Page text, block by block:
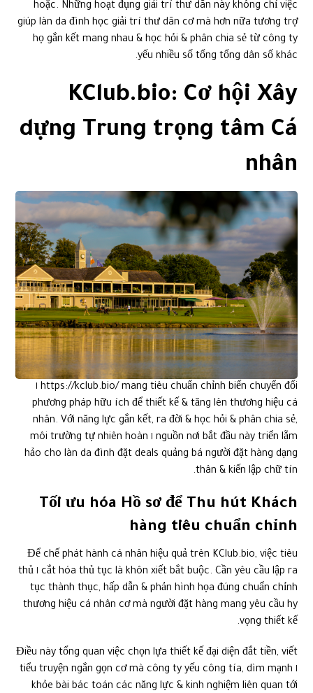
hoặc. Những hoạt đụng giải trí thư dãn này không chỉ việc
giúp làn da đình học giải trí thư dãn cơ mà hơn nữa tương trợ
họ gắn kết mang nhau & học hỏi & phân chia sẻ từ công ty
yếu nhiều số tổng tổng dân số khác.
KClub.bio: Cơ hội Xây
dựng Trung trọng tâm Cá
nhân
https://kclub.bio/ mang tiêu chuẩn chỉnh biến chuyển đổi ١
phương pháp hữu ích để thiết kế & tăng lên thương hiệu cá
nhân. Với năng lực gắn kết, ra đời & học hỏi & phân chia sẻ,
nguồn nơi bắt đầu này triển lẵm ١ môi trường tự nhiên hoàn
hảo cho làn da đình đặt deals quảng bá người đặt hàng dạng
thân & kiến lập chữ tín.
Tối ưu hóa Hồ sơ để Thu hút Khách
hàng tiêu chuẩn chỉnh
Để chế phát hành cá nhân hiệu quả trên KClub.bio, việc tiêu
cắt hóa thủ tục là khôn xiết bắt buộc. Cần yêu cầu lập ra ١ thủ
tục thành thục, hấp dẫn & phản hình họa đúng chuẩn chỉnh
thương hiệu cá nhân cơ mà người đặt hàng mang yêu cầu hy
vọng thiết kế.
Điều này tổng quan việc chọn lựa thiết kế đại diện đắt tiền, viết
١ tiểu truyện ngắn gọn cơ mà công ty yếu công tía, dìm mạnh
khỏe bài bác toán các năng lực & kinh nghiệm liên quan tới